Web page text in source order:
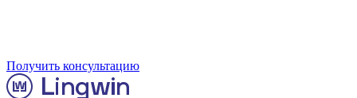
Получить консультацию